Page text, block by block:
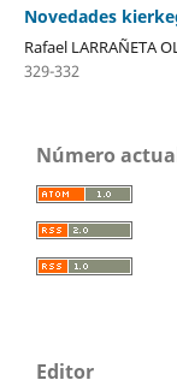
Novedades
Rafael LARRAÑETA
329-332
Número
Editor